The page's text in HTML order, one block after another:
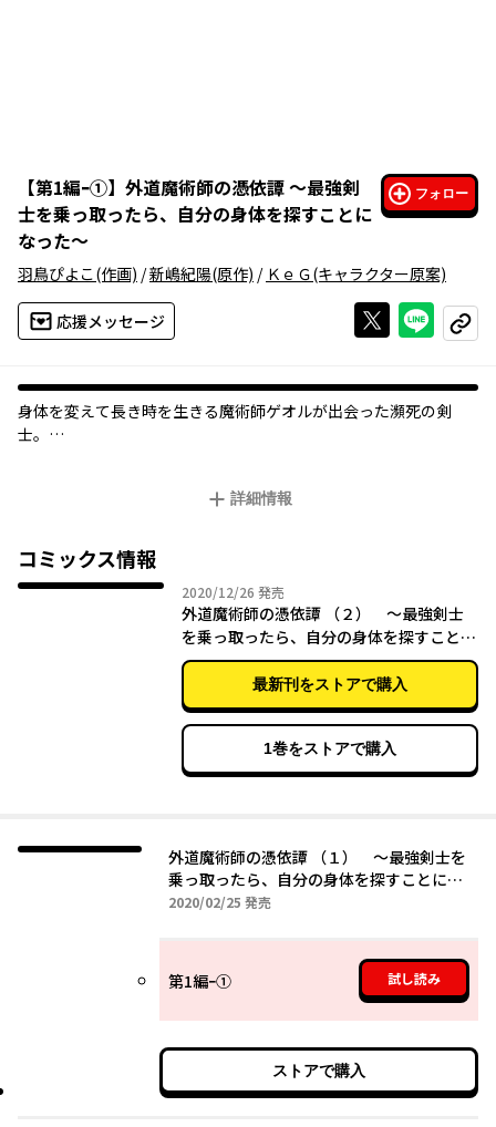
【第1編ｰ①】 外道魔術師の憑依譚 ～最強剣
士を乗っ取ったら、自分の身体を探すことに
なった～
フォロー
羽鳥ぴよこ(作画) /新嶋紀陽(原作) / ＫｅＧ(キャラクター原案)
応援メッセージ Xで投稿する
ライン
コピー
身体を変えて長き時を生きる魔術師ゲオルが出会った瀕死の剣
士。
ゲオルとジグルが大切に守ってきた盲目の少女が出会ったとき、
詳細情報
コミックス情報
2020/12/26 2020年12月26日
発売
外道魔術師の憑依譚 （２） ～最強剣士
を乗っ取ったら、自分の身体を探すことに
なった～
最新刊をストアで購入
1巻をストアで購入
外道魔術師の憑依譚 （１） 〜最強剣士を
乗っ取ったら、自分の身体を探すことにな
った〜
2020/02/25 2020年02月25日
発売
第1編ｰ① 試し読み
ストアで購入